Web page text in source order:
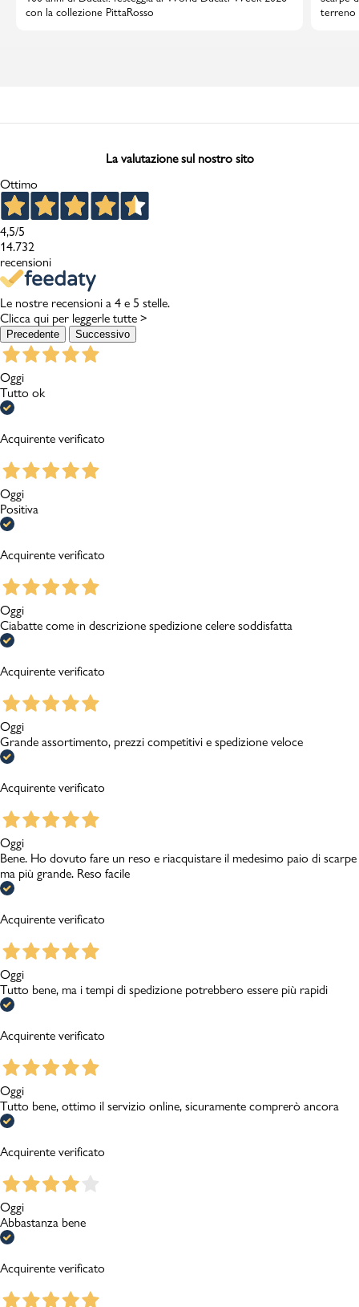
con la collezione PittaRosso
terreno
La valutazione sul nostro sito
Ottimo
4,5/5
14.732
recensioni
Le nostre recensioni a 4 e 5 stelle.
Clicca qui per leggerle tutte >
Precedente Successivo
Oggi
Tutto ok
Acquirente verificato
Oggi
Positiva
Acquirente verificato
Oggi
Ciabatte come in descrizione spedizione celere soddisfatta
Acquirente verificato
Oggi
Grande assortimento, prezzi competitivi e spedizione veloce
Acquirente verificato
Oggi
Bene. Ho dovuto fare un reso e riacquistare il medesimo paio di scarpe
ma più grande. Reso facile
Acquirente verificato
Oggi
Tutto bene, ma i tempi di spedizione potrebbero essere più rapidi
Acquirente verificato
Oggi
Tutto bene, ottimo il servizio online, sicuramente comprerò ancora
Acquirente verificato
Oggi
Abbastanza bene
Acquirente verificato